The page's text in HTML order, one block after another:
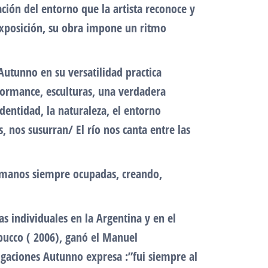
del entorno que la artista reconoce y
su obra impone un ritmo
en su versatilidad practica
esculturas, una verdadera
la naturaleza, el entorno
nos susurran/ El río nos canta entre las
siempre ocupadas, creando,
individuales en la Argentina y en el
( 2006), ganó el Manuel
Autunno expresa :”fui siempre al